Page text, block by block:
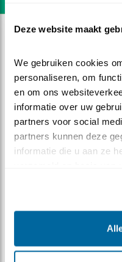
Deze website maakt
We gebruiken cookies
personaliseren, om
en om ons
informatie over uw
partners voor social
partners kunnen deze
informatie die u aan ze
Op de uitkijk